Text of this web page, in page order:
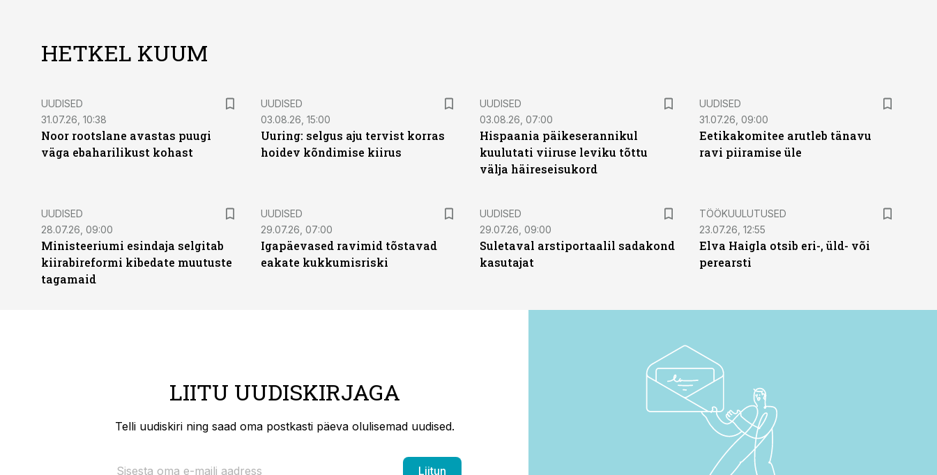
HETKEL KUUM
UUDISED
31.07.26, 10:38
Noor rootslane avastas puugi
väga ebaharilikust kohast
UUDISED
03.08.26, 15:00
Uuring: selgus aju tervist korras
hoidev kõndimise kiirus
UUDISED
03.08.26, 07:00
Hispaania päikeserannikul
kuulutati viiruse leviku tõttu
välja häireseisukord
UUDISED
31.07.26, 09:00
Eetikakomitee arutleb tänavu
ravi piiramise üle
UUDISED
28.07.26, 09:00
Ministeeriumi esindaja selgitab
kiirabireformi kibedate muutuste
tagamaid
UUDISED
29.07.26, 07:00
Igapäevased ravimid tõstavad
eakate kukkumisriski
UUDISED
29.07.26, 09:00
Suletaval arstiportaalil sadakond
kasutajat
ST
TÖÖKUULUTUSED
23.07.26, 12:55
Elva Haigla otsib eri-, üld- või
perearsti
LIITU UUDISKIRJAGA
Telli uudiskiri ning saad oma postkasti päeva olulisemad uudised.
Liitun